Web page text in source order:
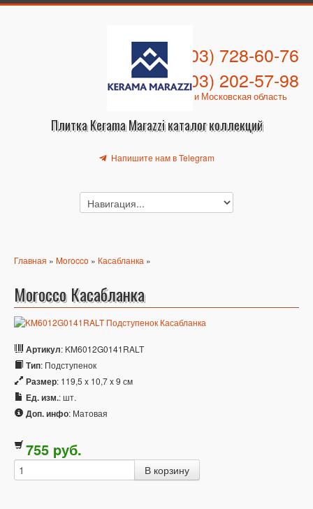
Плитка Kerama Marazzi каталог коллекций
+7 (903) 728-60-76
+7 (903) 202-57-98
Москва и Московская область
Напишите нам в Telegram
Главная » Morocco » Касабланка »
Morocco Касабланка
Артикул: KM6012G0141RALT
Тип: Подступенок
Размер: 119,5 x 10,7 x 9 см
Ед. изм.: шт.
Доп. инфо: Матовая
755 pуб.